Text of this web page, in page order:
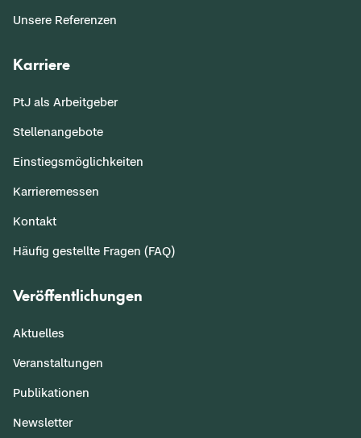
Unsere Referenzen
Karriere
PtJ als Arbeitgeber
Stellenangebote
Einstiegsmöglichkeiten
Karrieremessen
Kontakt
Häufig gestellte Fragen (FAQ)
Veröffentlichungen
Aktuelles
Veranstaltungen
Publikationen
Newsletter